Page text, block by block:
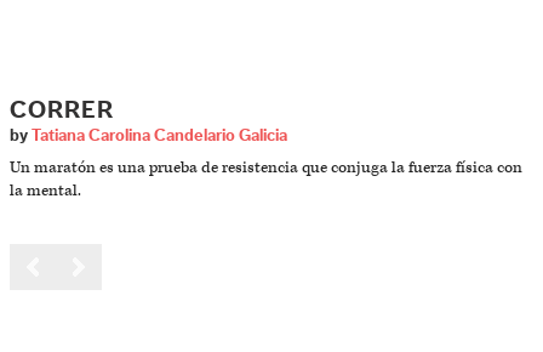
CORRER
by Tatiana Carolina Candelario Galicia
Un maratón es una prueba de resistencia que conjuga la fuerza física con
la mental.